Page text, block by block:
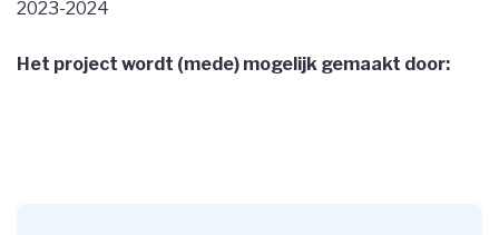
2023-2024
Het project wordt (mede) mogelijk gemaakt door: